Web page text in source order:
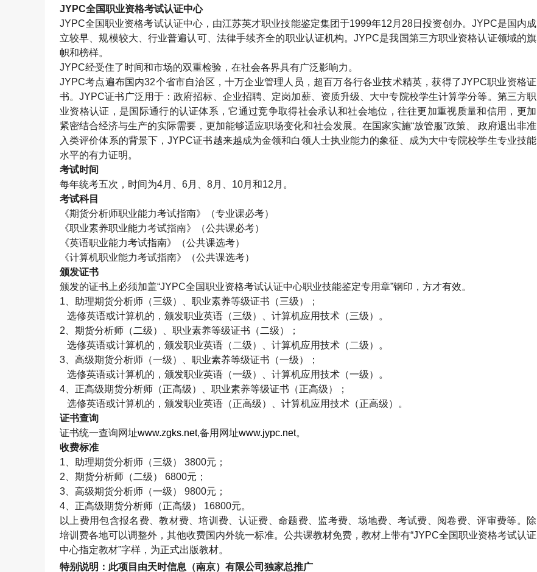
JYPC全国职业资格考试认证中心
JYPC全国职业资格考试认证中心，由江苏英才职业技能鉴定集团于1999年12 月 28日投资创办。 JYPC是国内成
立较早、规模较大、行业普遍认可、法律手续齐全的职业认证机构。JYPC是我国第三方职业资格认证领域的旗
帜和榜样。
JYPC经受住了时间和市场的双重检验，在社会各界具有广泛影响力。
JYPC考点遍布国内32个省市自治区，十万企业管理人员，超百万各行各业技术精英，获得了JYPC职业资格证
书。JYPC证书广泛用于：政府招标、企业招聘、定岗加薪、资质升级、大中专院校学生计算学分等。第三方职
业资格认证，是国际通行的认证体系，它通过竞争取得社会承认和社会地位，往往更加重视质量和信用，更加
紧密结合经济与生产的实际需要，更加能够适应职场变化和社会发展。在国家实施“放管服”政策、 政府退出非准
入类评价体系的背景下，JYPC证书越来越成为金领和白领人士执业能力的象征、成为大中专院校学生专业技能
水平的有力证明。
考试时间
每年统考五次，时间为4月、 6月、 8月、 10月和12 月。
考试科目
《期货分析师职业能力考试指南》（专业课必考）
《职业素养职业能力考试指南》（公共课必考）
《英语职业能力考试指南》（公共课选考）
《计算机职业能力考试指南》（公共课选考）
颁发证书
颁发的证书上必须加盖“JYPC全国职业资格考试认证中心职业技能鉴定专用章”钢印，方才有效。
1 、助理期货分析师（三级）、职业素养等级证书（三级）；
选修英语或计算机的，颁发职业英语（三级）、计算机应用技术（三级）。
2 、期货分析师（二级）、职业素养等级证书（二级）；
选修英语或计算机的，颁发职业英语（二级）、计算机应用技术（二级）。
3 、高级期货分析师（一级）、职业素养等级证书（一级）；
选修英语或计算机的，颁发职业英语（一级）、计算机应用技术（一级）。
4 、正高级期货分析师（正高级）、职业素养等级证书（正高级）；
选修英语或计算机的，颁发职业英语（正高级）、计算机应用技术（正高级）。
证书查询
证书统一查询网址www.zgks.net,备用网址www.jypc.net。
收费标准
1 、助理期货分析师（三级） 3800元；
2 、期货分析师（二级） 6800元；
3 、高级期货分析师（一级） 9800元；
4 、正高级期货分析师（正高级） 16800元。
以上费用包含报名费、教材费、培训费、认证费、命题费、监考费、场地费、考试费、阅卷费、评审费等。除
培训费各地可以调整外，其他收费国内外统一标准。公共课教材免费，教材上带有“JYPC全国职业资格考试认证
中心指定教材”字样，为正式出版教材。
特别说明： 此项目由天时信息（南京）有限公司 独家总推广